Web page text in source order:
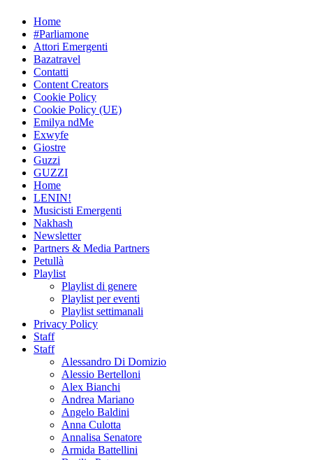
Skip
content
Home
#Parliamone
Attori Emergenti
Bazatravel
Contatti
Content Creators
Cookie Policy
Cookie Policy (UE)
Emilya ndMe
Exwyfe
Giostre
Guzzi
GUZZI
Home
LENIN!
Musicisti Emergenti
Nakhash
Newsletter
Partners & Media Partners
Petullà
Playlist
Playlist di genere
Playlist per eventi
Playlist settimanali
Privacy Policy
Staff
Staff
Alessandro Di Domizio
Alessio Bertelloni
Alex Bianchi
Andrea Mariano
Angelo Baldini
Anna Culotta
Annalisa Senatore
Armida Battellini